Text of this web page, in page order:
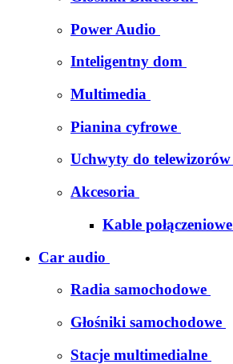
Power Audio
Inteligentny dom
Multimedia
Pianina cyfrowe
Uchwyty do telewizorów
Akcesoria
Kable połączeniowe
Car audio
Radia samochodowe
Głośniki samochodowe
Stacje multimedialne